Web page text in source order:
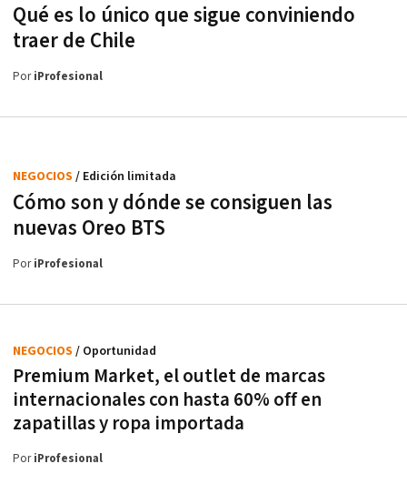
Qué es lo único que sigue conviniendo
traer de Chile
PoriProfesional
Cómo son y dónde se consiguen las
nuevas Oreo BTS
NEGOCIOS / Edición limitada
PoriProfesional
Premium Market, el outlet de marcas
internacionales con hasta 60% off en
zapatillas y ropa importada
NEGOCIOS / Oportunidad
PoriProfesional